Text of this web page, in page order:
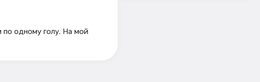
одному голу. На мой